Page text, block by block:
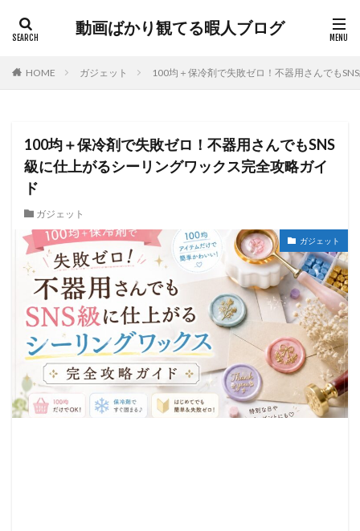
動画ばかり観てる暇人ブログ
HOME ガジェット 100均＋保冷剤で失敗ゼロ！不器用さんでも
100均＋保冷剤で失敗ゼロ！不器用さんでもSNS
級に仕上がるシーリングワックス完全攻略ガイ
ド
ガジェット
ガジェット